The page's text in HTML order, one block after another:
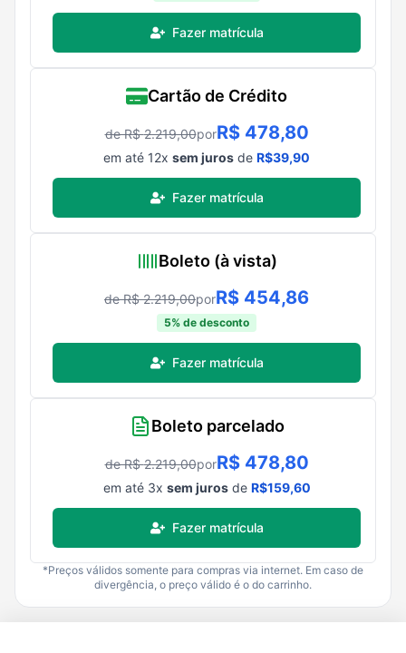
Fazer matrícula
Cartão de Crédito
de R$2.219,00porR$ 478,80
em até 12x sem juros de R$39,90
Fazer matrícula
Boleto (à vista)
de R$2.219,00porR$ 454,86
5% de desconto
Fazer matrícula
Boleto parcelado
de R$2.219,00porR$ 478,80
em até 3x sem jurosde R$159,60
Fazer matrícula
*Preços válidos somente para compras via internet. Em caso de
divergência, o preço válido é o do carrinho.